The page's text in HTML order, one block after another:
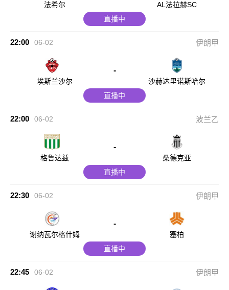
法希尔
AL法拉赫SC
直播中
22:00 06-02 伊朗甲
埃斯兰沙尔
-
沙赫达里诺斯哈尔
直播中
22:00 06-02 波兰乙
格鲁达兹
-
桑德克亚
直播中
22:30 06-02 伊朗甲
谢纳瓦尔格什姆
-
塞柏
直播中
22:45 06-02 伊朗甲